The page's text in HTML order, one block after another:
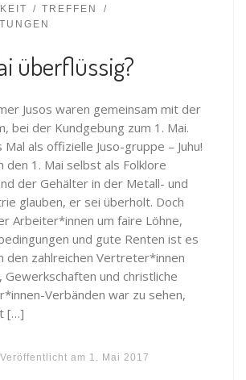
TREFFEN
überflüssig?
Jusos waren gemeinsam mit der
bei der Kundgebung zum 1. Mai.
als offizielle Juso-gruppe – Juhu!
den 1. Mai selbst als Folklore
der Gehälter in der Metall- und
glauben, er sei überholt. Doch
Arbeiter*innen um faire Löhne,
und gute Renten ist es
den zahlreichen Vertreter*innen
Gewerkschaften und christliche
Verbänden war zu sehen,
[…]
Veröffentlicht am 1. Mai 2017